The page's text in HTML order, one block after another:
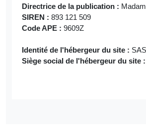
Directrice de la publication :
SIREN : 893 121 509
Code APE : 9609Z
Identité de l'hébergeur du site :
Siège social de l'hébergeur du site :